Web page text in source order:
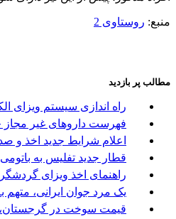
منبع: روستاوی 2
مطالب پر بازدید
راه اندازی سیستم ویزای
فهرست داروهای غیر
اعلام شرایط جدید اخذ و
قطار جدید تفلیس به باتومی
راهنمای اخذ ویزای
یک مرد جوان ایرانی، متهم به قتل دختر ۱۶
قیمت سوخت در گرجستان،